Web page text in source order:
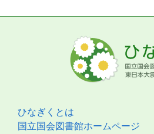
ひなぎくとは
国立国会図書館ホームページ